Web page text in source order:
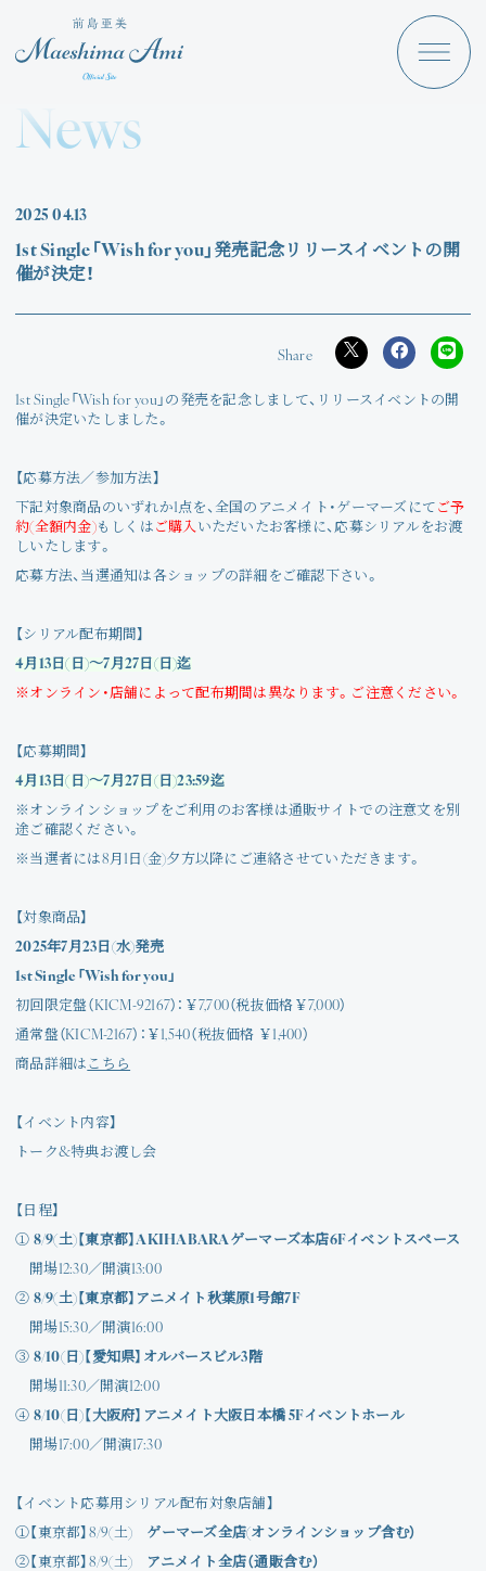
Maeshima Ami Discography
News
Angraecum
Join
Wallpaper
Amitami Chat
News
202504.13
1st Single「Wish for you」発売記念リリースイベントの開
催が決定！
1st Single「Wish for you」の発売を記念しまして、リリースイベントの開
催が決定いたしました。
【応募方法／参加方法】
下記対象商品のいずれか1点を、全国のアニメイト・ゲーマーズにて ご予
約(全額内金)もしくは ご購入いただいたお客様に、応募シリアルをお渡
しいたします。
応募方法、当選通知は各ショップの詳細をご確認下さい。
【シリアル配布期間】
4月13日(日)～7月27日(日)迄
※オンライン・店舗によって配布期間は異なります。ご注意ください。
【応募期間】
4月13日(日)～7月27日(日)23:59迄
※オンラインショップをご利用のお客様は通販サイトでの注意文を別
途ご確認ください。
※当選者には8月1日(金)夕方以降にご連絡させていただきます。
【対象商品】
2025年7月23日(水)発売
1st Single「Wish for you」
初回限定盤（KICM-92167）：￥7,700（税抜価格￥7,000）
通常盤（KICM-2167）：￥1,540（税抜価格 ￥1,400）
商品詳細は こちら
【イベント内容】
トーク&特典お渡し会
【日程】
① 8/9(土)【東京都】AKIHABARAゲーマーズ本店6Fイベントスペース
開場12:30／開演13:00
② 8/9(土)【東京都】アニメイト秋葉原1号館7F
開場15:30／開演16:00
③ 8/10(日)【愛知県】オルバースビル3階
開場11:30／開演12:00
④ 8/10(日)【大阪府】アニメイト大阪日本橋 5Fイベントホール
開場17:00／開演17:30
【イベント応募用シリアル配布対象店舗】
①【東京都】8/9(土) ゲーマーズ全店(オンラインショップ含む）
②【東京都】8/9(土) アニメイト全店（通販含む）